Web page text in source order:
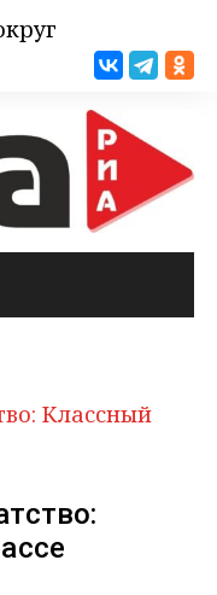
Классный